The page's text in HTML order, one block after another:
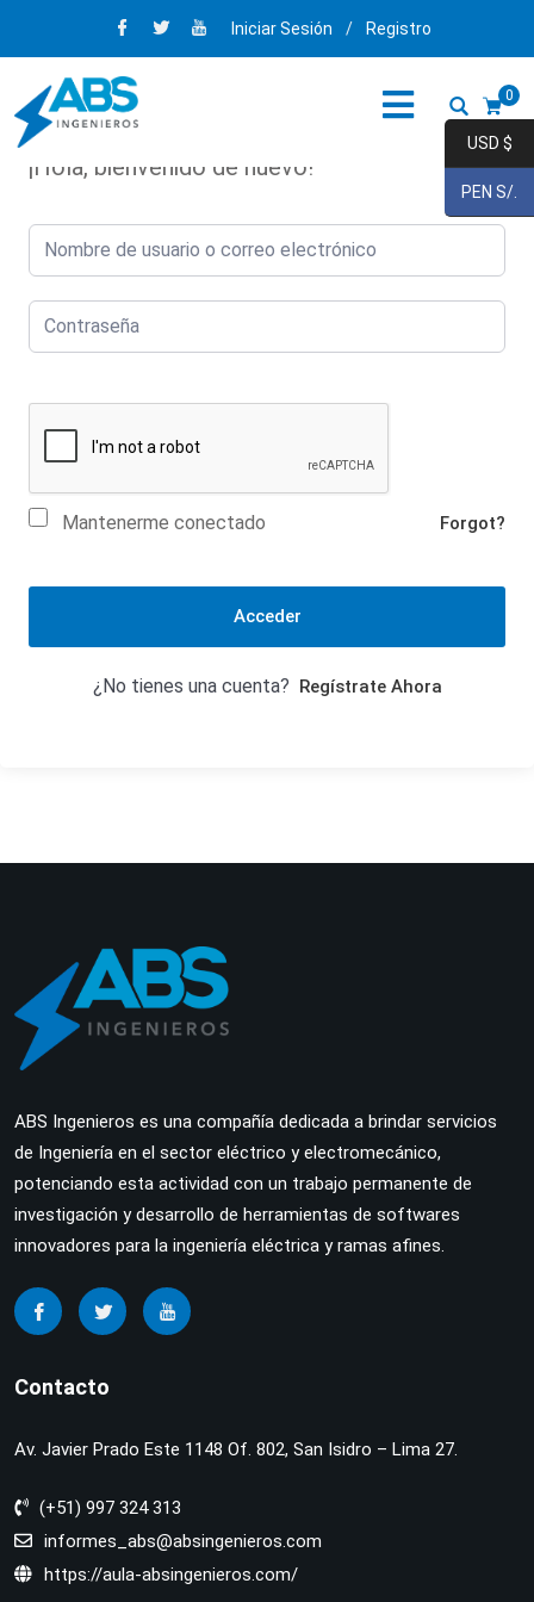
Iniciar Sesión / Registro
0
¡Hola, bienvenido de nuevo!
Mantenerme conectado Forgot?
Acceder
¿No tienes una cuenta? Regístrate Ahora
ABS Ingenieros es una compañía dedicada a brindar servicios
de Ingeniería en el sector eléctrico y electromecánico,
potenciando esta actividad con un trabajo permanente de
investigación y desarrollo de herramientas de softwares
innovadores para la ingeniería eléctrica y ramas afines.
Contacto
Av. Javier Prado Este 1148 Of. 802, San Isidro – Lima 27.
(+51) 997 324 313
informes_abs@absingenieros.com
https://aula-absingenieros.com/
USD $
PEN S/.